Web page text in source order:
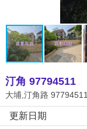
汀角 97794511
大埔,汀角路 97794511
更新日期